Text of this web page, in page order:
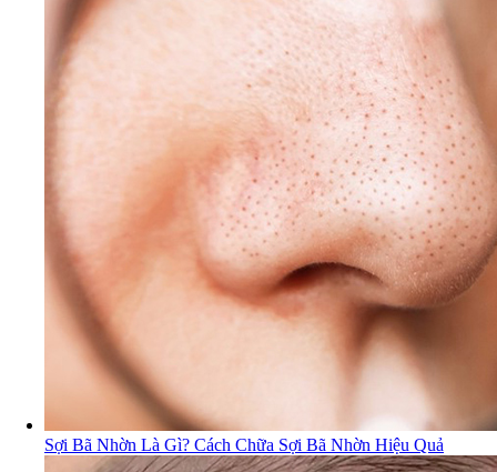
Sợi Bã Nhờn Là Gì? Cách Chữa Sợi Bã Nhờn Hiệu Quả